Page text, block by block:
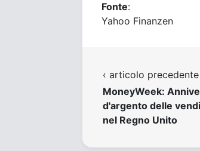
Fonte:
Yahoo Finanzen
‹ articolo precedente
MoneyWeek:
d'argento delle
nel Regno Unito